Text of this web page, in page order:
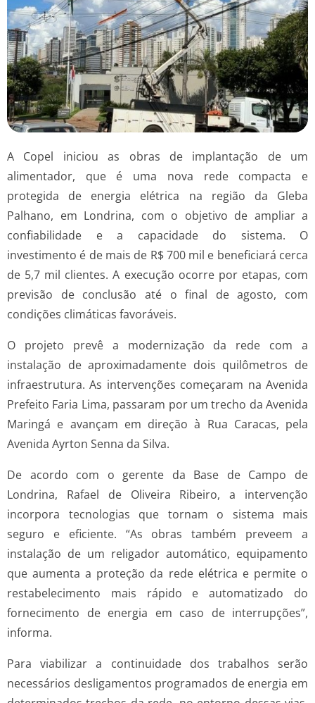
A Copel iniciou as obras de implantação de um
alimentador, que é uma nova rede compacta e
protegida de energia elétrica na região da Gleba
Palhano, em Londrina, com o objetivo de ampliar a
confiabilidade e a capacidade do sistema. O
investimento é de mais de R$ 700 mil e beneficiará cerca
de 5,7 mil clientes. A execução ocorre por etapas, com
previsão de conclusão até o final de agosto, com
condições climáticas favoráveis.
O projeto prevê a modernização da rede com a
instalação de aproximadamente dois quilômetros de
infraestrutura. As intervenções começaram na Avenida
Prefeito Faria Lima, passaram por um trecho da Avenida
Maringá e avançam em direção à Rua Caracas, pela
Avenida Ayrton Senna da Silva.
De acordo com o gerente da Base de Campo de
Londrina, Rafael de Oliveira Ribeiro, a intervenção
incorpora tecnologias que tornam o sistema mais
seguro e eficiente. “As obras também preveem a
instalação de um religador automático, equipamento
que aumenta a proteção da rede elétrica e permite o
restabelecimento mais rápido e automatizado do
fornecimento de energia em caso de interrupções”,
informa.
Para viabilizar a continuidade dos trabalhos serão
necessários desligamentos programados de energia em